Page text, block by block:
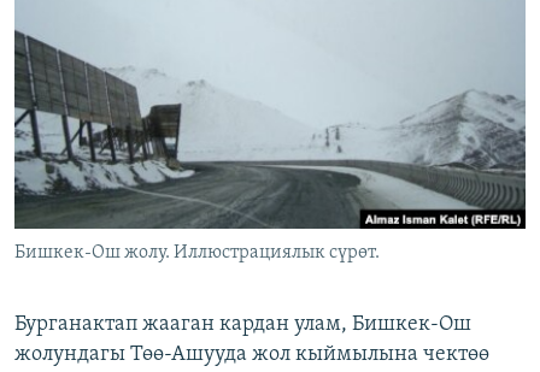
ЭЖЕ-СИҢДИЛЕР
АЗАТТЫК+
ЫҢГАЙСЫЗ СУРООЛОР
ОНЛАЙН ШЕРИНЕ
ЭЕ/АРнун бардык сайттары
Бишкек-Ош жолу. Иллюстрациялык сүрөт.
Бурганактап жааган кардан улам, Бишкек-Ош
жолундагы Төө-Ашууда жол кыймылына чектөө